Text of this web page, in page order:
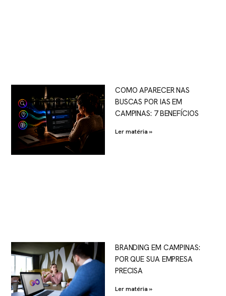
COMO APARECER NAS
BUSCAS POR IAS EM
CAMPINAS: 7 BENEFÍCIOS
Ler matéria »
BRANDING EM CAMPINAS:
POR QUE SUA EMPRESA
PRECISA
Ler matéria »